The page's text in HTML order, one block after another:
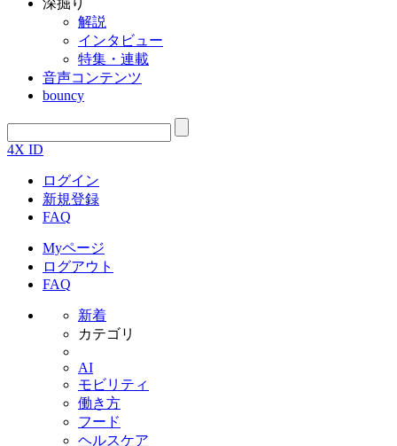
深掘り
解説
インタビュー
特集・連載
音声コンテンツ
bouncy
4X ID
ログイン
新規登録
FAQ
Myページ
ログアウト
FAQ
新着
カテゴリ
AI
モビリティ
働き方
フード
ヘルスケア